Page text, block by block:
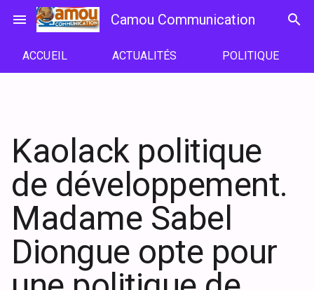
menu Camou Communication search
ACCUEIL ACTUALITÉS POLITIQUE
Kaolack politique
de développement.
Madame Sabel
Diongue opte pour